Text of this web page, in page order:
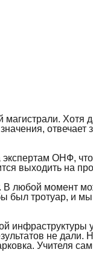
Хотя
ОНФ,
выходить на
любой момент
был тротуар, и
не дали.
Учителя